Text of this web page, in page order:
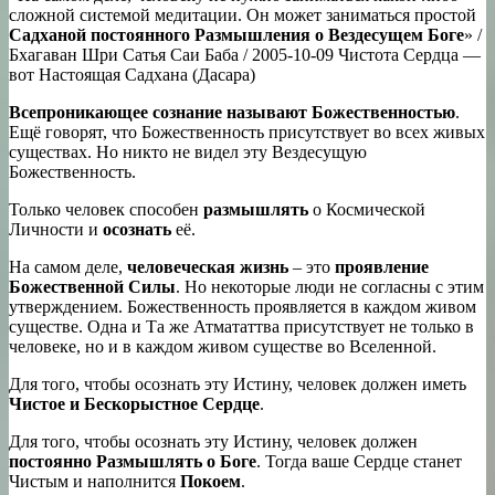
сложной системой медитации. Он может заниматься простой
Садханой постоянного Размышления о Вездесущем Боге» /
Бхагаван Шри Сатья Саи Баба / 2005-10-09 Чистота Сердца —
вот Настоящая Садхана (Дасара)
Всепроникающее сознание называют Божественностью.
Ещё говорят, что Божественность присутствует во всех живых
существах. Но никто не видел эту Вездесущую
Божественность.
Только человек способен размышлять о Космической
Личности и осознать её.
На самом деле, человеческая жизнь – это проявление
Божественной Силы. Но некоторые люди не согласны с этим
утверждением. Божественность проявляется в каждом живом
существе. Одна и Та же Атмататтва присутствует не только в
человеке, но и в каждом живом существе во Вселенной.
Для того, чтобы осознать эту Истину, человек должен иметь
Чистое и Бескорыстное Сердце.
Для того, чтобы осознать эту Истину, человек должен
постоянно Размышлять о Боге. Тогда ваше Сердце станет
Чистым и наполнится Покоем.